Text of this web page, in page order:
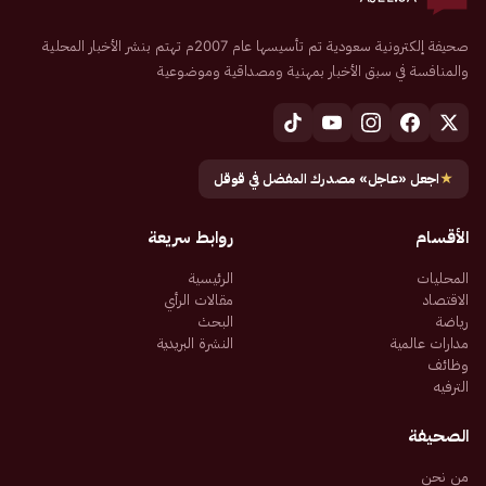
صحيفة إلكترونية سعودية تم تأسيسها عام 2007م تهتم بنشر الأخبار المحلية
والمنافسة في سبق الأخبار بمهنية ومصداقية وموضوعية
★اجعل «عاجل» مصدرك المفضل في قوقل
الأقسام
المحليات
الاقتصاد
رياضة
مدارات عالمية
وظائف
الترفيه
روابط سريعة
الرئيسية
مقالات الرأي
البحث
النشرة البريدية
الصحيفة
من نحن